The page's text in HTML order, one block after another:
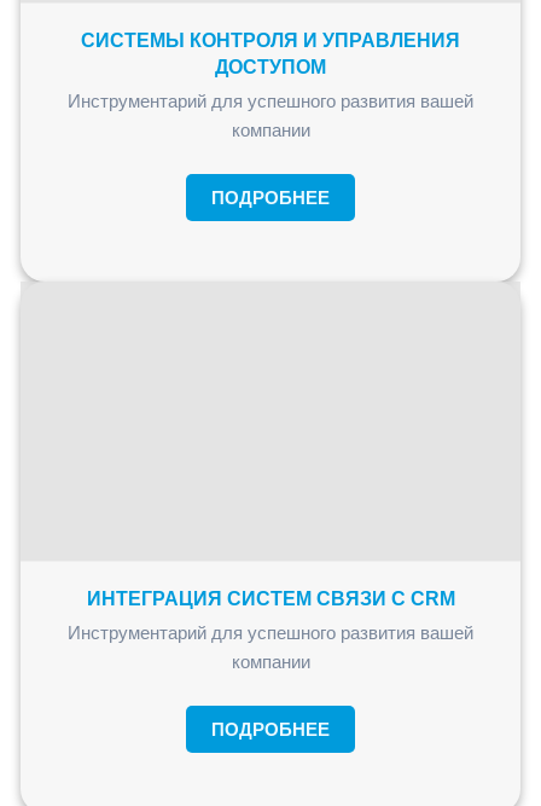
СИСТЕМЫ КОНТРОЛЯ И УПРАВЛЕНИЯ
ДОСТУПОМ
Инструментарий для успешного развития вашей
компании
ПОДРОБНЕЕ
ИНТЕГРАЦИЯ СИСТЕМ СВЯЗИ С CRM
Инструментарий для успешного развития вашей
компании
ПОДРОБНЕЕ